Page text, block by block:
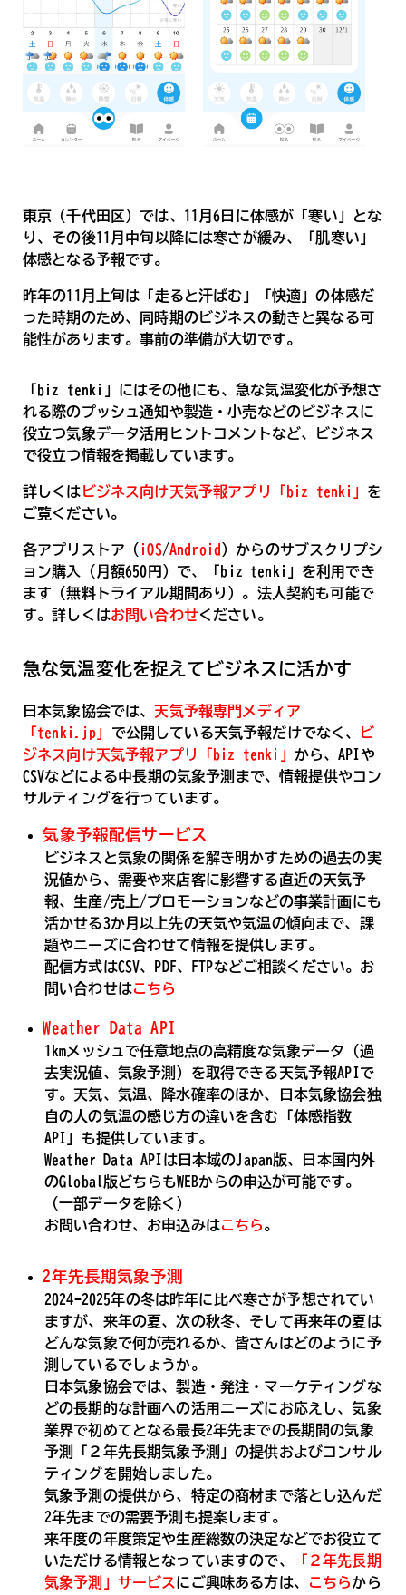
東京（千代田区）では、11月6日に体感が「寒い」とな
り、その後11月中旬以降には寒さが緩み、「肌寒い」
体感となる予報です。
昨年の11月上旬は「走ると汗ばむ」「快適」の体感だ
った時期のため、同時期のビジネスの動きと異なる可
能性があります。事前の準備が大切です。
「biz tenki」にはその他にも、急な気温変化が予想さ
れる際のプッシュ通知や製造・小売などのビジネスに
役立つ気象データ活用ヒントコメントなど、ビジネス
で役立つ情報を掲載しています。
詳しくは ビジネス向け天気予報アプリ「biz tenki」 を
ご覧ください。
各アプリストア（ iOS/Android ）からのサブスクリプシ
ョン購入（月額650円）で、「biz tenki」を利用でき
ます（無料トライアル期間あり）。法人契約も可能で
す。詳しくはお問い合わせください。
急な気温変化を捉えてビジネスに活かす
日本気象協会では、天気予報専門メディア
「tenki.jp」 で公開している天気予報だけでなく、
ビ
ジネス向け天気予報アプリ「biz tenki」 から、APIや
CSVなどによる中長期の気象予測まで、情報提供やコン
サルティングを行っています。
気象予報配信サービス
ビジネスと気象の関係を解き明かすための過去の実
況値から、需要や来店客に影響する直近の天気予
報、生産/売上/プロモーションなどの事業計画にも
活かせる3か月以上先の天気や気温の傾向まで、課
題やニーズに合わせて情報を提供します。
配信方式はCSV、PDF、FTPなどご相談ください。お
問い合わせはこちら
Weather Data API
1kmメッシュで任意地点の高精度な気象データ（過
去実況値、気象予測）を取得できる天気予報APIで
す。天気、気温、降水確率のほか、日本気象協会独
自の人の気温の感じ方の違いを含む「体感指数
API」も提供しています。
Weather Data APIは日本域のJapan版、日本国内外
のGlobal版どちらもWEBからの申込が可能です。
（一部データを除く）
お問い合わせ、お申込みはこちら。
2年先長期気象予測
2024-2025年の冬は昨年に比べ寒さが予想されてい
ますが、来年の夏、次の秋冬、そして再来年の夏は
どんな気象で何が売れるか、皆さんはどのように予
測しているでしょうか。
日本気象協会では、製造・発注・マーケティングな
どの長期的な計画への活用ニーズにお応えし、気象
業界で初めてとなる最長2年先までの長期間の気象
予測「２年先長期気象予測」の提供およびコンサル
ティングを開始しました。
気象予測の提供から、特定の商材まで落とし込んだ
2年先までの需要予測も提案します。
来年度の年度策定や生産総数の決定などでお役立て
いただける情報となっていますので、
「２年先長期
気象予測」サービス にご興味ある方は、 こちらから